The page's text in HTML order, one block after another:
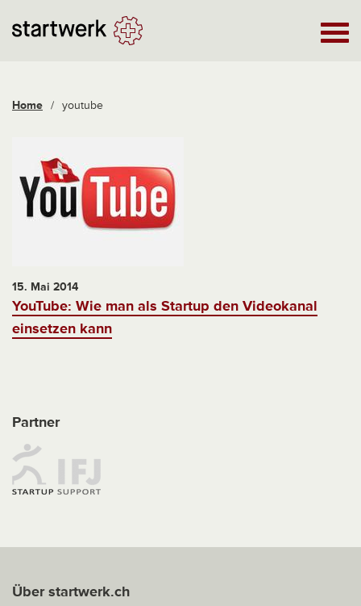
Home / youtube
15. Mai 2014
YouTube: Wie man als Startup den Videokanal
einsetzen kann
Partner
Über startwerk.ch